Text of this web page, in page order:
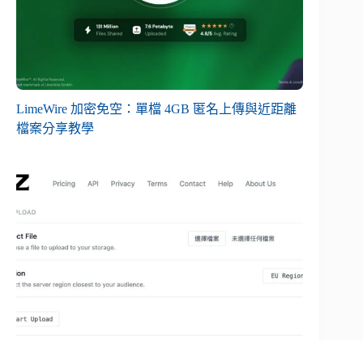
LimeWire 加密免空：單檔 4GB 匿名上傳與近距離
檔案分享教學